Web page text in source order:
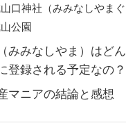
口神社（みみなしやまぐ
公園
みみなしやま）はど
登録される予定なの？
マニアの結論と感想